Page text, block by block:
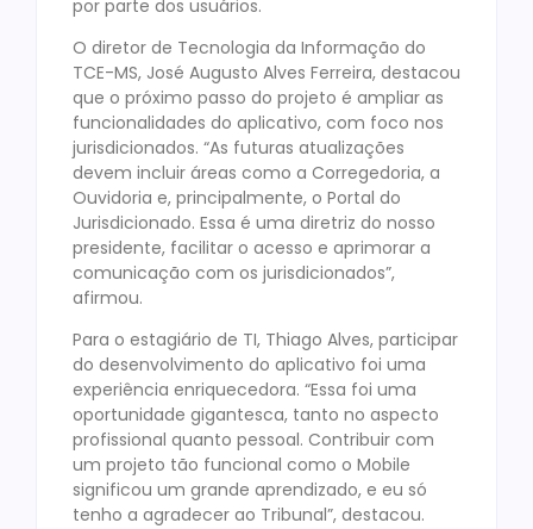
por parte dos usuários.
O diretor de Tecnologia da Informação do
TCE-MS, José Augusto Alves Ferreira, destacou
que o próximo passo do projeto é ampliar as
funcionalidades do aplicativo, com foco nos
jurisdicionados. “As futuras atualizações
devem incluir áreas como a Corregedoria, a
Ouvidoria e, principalmente, o Portal do
Jurisdicionado. Essa é uma diretriz do nosso
presidente, facilitar o acesso e aprimorar a
comunicação com os jurisdicionados”,
afirmou.
Para o estagiário de TI, Thiago Alves, participar
do desenvolvimento do aplicativo foi uma
experiência enriquecedora. “Essa foi uma
oportunidade gigantesca, tanto no aspecto
profissional quanto pessoal. Contribuir com
um projeto tão funcional como o Mobile
significou um grande aprendizado, e eu só
tenho a agradecer ao Tribunal”, destacou.